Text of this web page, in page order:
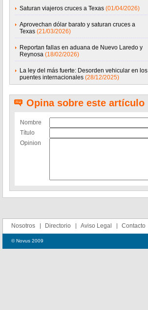
Saturan viajeros cruces a Texas (01/04/2026)
Aprovechan dólar barato y saturan cruces a
Texas (21/03/2026)
Reportan fallas en aduana de Nuevo Laredo y
Reynosa (18/02/2026)
La ley del más fuerte: Desorden vehicular en los
puentes internacionales (28/12/2025)
Opina sobre este artículo
Nombre
Título
Opinion
Nosotros Directorio Aviso Legal Contacto
© Novus 2009